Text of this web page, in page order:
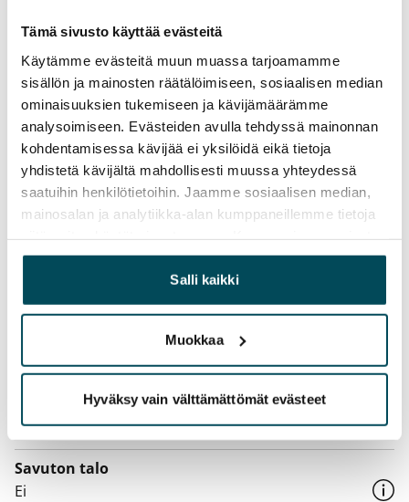
Tämä sivusto käyttää evästeitä
Käytämme evästeitä muun muassa tarjoamamme
sisällön ja mainosten räätälöimiseen, sosiaalisen median
ominaisuuksien tukemiseen ja kävijämäärämme
analysoimiseen. Evästeiden avulla tehdyssä mainonnan
kohdentamisessa kävijää ei yksilöidä eikä tietoja
yhdistetä kävijältä mahdollisesti muussa yhteydessä
saatuihin henkilötietoihin. Jaamme sosiaalisen median,
mainosalan ja analytiikka-alan kumppaneillemme tietoja
yhdistää näitä tietoja muihin tietoihin, joita olet antanut
heille tai joita on kerätty, kun olet käyttänyt heidän
palvelujaan.
Salli kaikki
Muokkaa
Hyväksy vain välttämättömät evästeet
0 €, (yrityksille min. 1 kk vuokra)
Kotivakuutus
Pakollinen, ei sisälly vuokraan
Vesimaksu
27 €/hlö/kk
Vuokralainen solmii itse sähkösopimuksen.
Vuokraan sisältyy 50 M laajakaistaliittymä. Voit hankkia
lisänopeutta etuhintaan ottamalla yhteyttä
operaattoriin Telia.
Lemmikit sallittu
Kyllä
Savuton talo
Ei